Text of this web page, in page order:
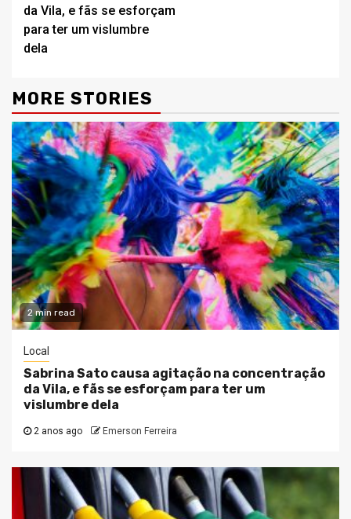
da Vila, e fãs se esforçam
para ter um vislumbre
dela
MORE STORIES
2 min read
Local
Sabrina Sato causa agitação na concentração
da Vila, e fãs se esforçam para ter um
vislumbre dela
2 anos ago Emerson Ferreira